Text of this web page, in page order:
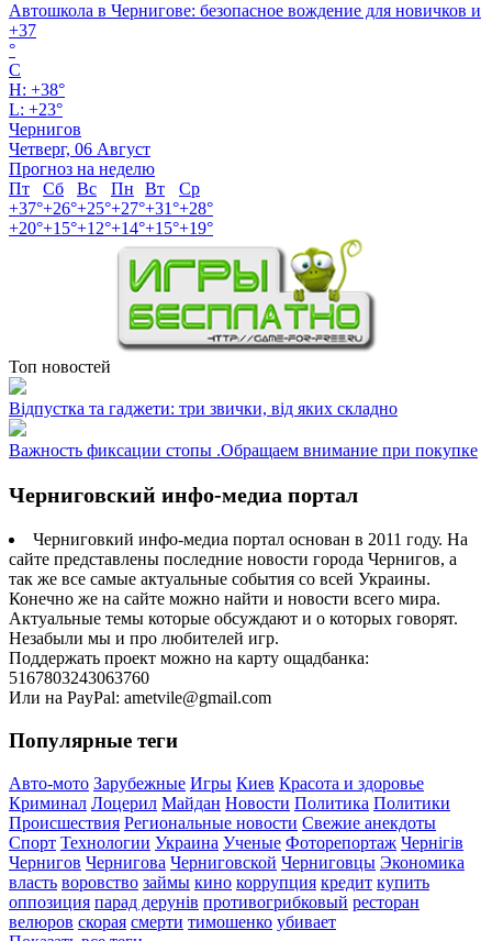
Автошкола в Чернигове: безопасное вождение для новичков и
+37
°
C
H: +38°
L: +23°
Чернигов
Четверг, 06 Август
Прогноз на неделю
Пт
Сб Вс Пн Вт
Ср
+37°+26°+25°+27°+31°+28°
+20°+15°+12°+14°+15°+19°
Топ новостей
Відпустка та гаджети: три звички, від яких складно
Важность фиксации стопы .Обращаем внимание при покупке
Черниговский инфо-медиа портал
Черниговкий инфо-медиа портал основан в 2011 году. На
сайте представлены последние новости города Чернигов, а
так же все самые актуальные события со всей Украины.
Конечно же на сайте можно найти и новости всего мира.
Актуальные темы которые обсуждают и о которых говорят.
Незабыли мы и про любителей игр.
Поддержать проект можно на карту ощадбанка:
5167803243063760
Или на PayPal: ametvile@gmail.com
Популярные теги
Авто-мото Зарубежные Игры Киев Красота и здоровье
Криминал Лоцерил Майдан Новости Политика Политики
Происшествия Региональные новости Свежие анекдоты
Спорт Технологии Украина Ученые Фоторепортаж Чернігів
Чернигов Чернигова Черниговской Черниговцы Экономика
власть воровство займы кино коррупция кредит купить
оппозиция парад дерунів противогрибковый ресторан
велюров скорая смерти тимошенко убивает